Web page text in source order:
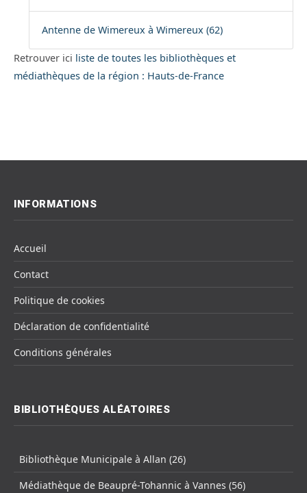
Antenne de Wimereux à Wimereux (62)
Retrouver ici liste de toutes les bibliothèques et
médiathèques de la région : Hauts-de-France
INFORMATIONS
Accueil
Contact
Politique de cookies
Déclaration de confidentialité
Conditions générales
BIBLIOTHÈQUES ALÉATOIRES
Bibliothèque Municipale à Allan (26)
Médiathèque de Beaupré-Tohannic à Vannes (56)